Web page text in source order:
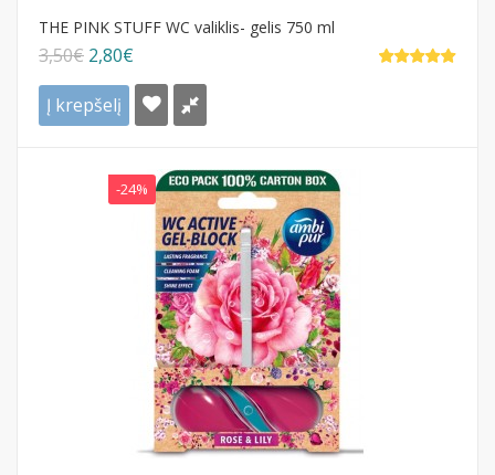
THE PINK STUFF WC valiklis- gelis 750 ml
3,50€ 2,80€
Į krepšelį
-24%